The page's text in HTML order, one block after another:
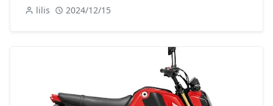
lilis 2024/12/15